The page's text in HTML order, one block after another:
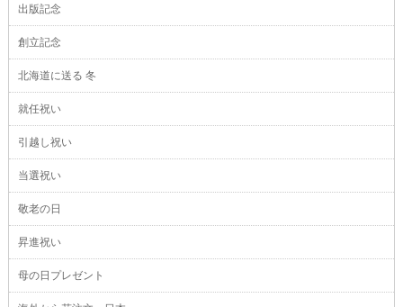
出版記念
創立記念
北海道に送る 冬
就任祝い
引越し祝い
当選祝い
敬老の日
昇進祝い
母の日プレゼント